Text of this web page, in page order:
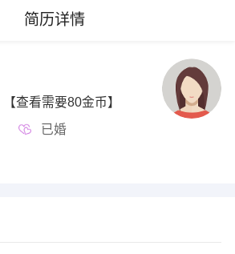
简历详情
【查看需要80金币】
已婚